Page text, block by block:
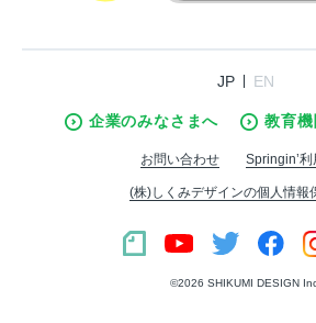
JP EN
企業のみなさまへ 教育
お問い合わせ Springin’利
(株)しくみデザインの個人情報
©︎2026 SHIKUMI DESIGN